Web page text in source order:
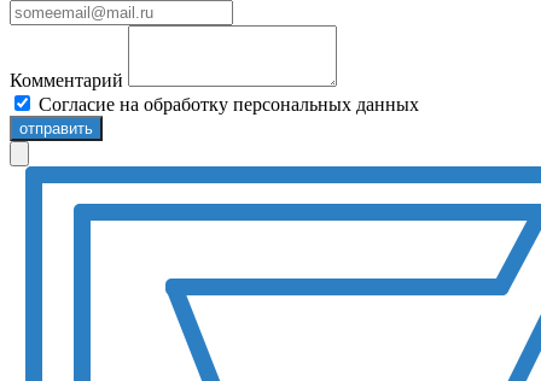
Комментарий
Согласие на обработку персональных данных
отправить